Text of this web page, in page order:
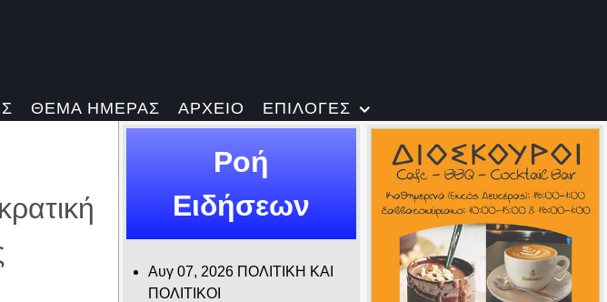
ΘΕΜΑ ΗΜΕΡΑΣ ΑΡΧΕΙΟ ΕΠΙΛΟΓΕΣ
Ροή
Ειδήσεων
Αυγ 07, 2026 ΠΟΛΙΤΙΚΗ ΚΑΙ
ΠΟΛΙΤΙΚΟΙ